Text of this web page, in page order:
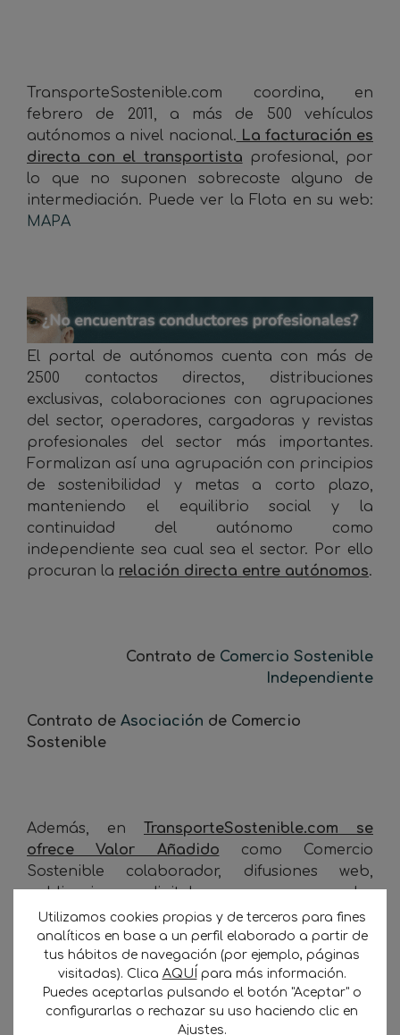
TransporteSostenible.com coordina, en
febrero de 2011, a más de 500 vehículos
autónomos a nivel nacional. La facturación es
directa con el transportista profesional, por
lo que no suponen sobrecoste alguno de
intermediación. Puede ver la Flota en su web:
MAPA
El portal de autónomos cuenta con más de
2500 contactos directos, distribuciones
exclusivas, colaboraciones con agrupaciones
del sector, operadores, cargadoras y revistas
profesionales del sector más importantes.
Formalizan así una agrupación con principios
de sostenibilidad y metas a corto plazo,
manteniendo el equilibrio social y la
continuidad del autónomo como
independiente sea cual sea el sector. Por ello
procuran la relación directa entre autónomos.
Contrato de Comercio Sostenible
Independiente
Contrato de Asociación de Comercio
Sostenible
Además, en TransporteSostenible.com se
ofrece Valor Añadido como Comercio
Sostenible colaborador, difusiones web,
publicaciones digitales, apoyo en redes
sociales (Facebook, Twitter), campaña de
radio Plan ProPYME Cadena DIAL marzo’11-
febrero’12, etc
Utilizamos cookies propias y de terceros para fines
analíticos en base a un perfil elaborado a partir de
tus hábitos de navegación (por ejemplo, páginas
visitadas). Clica AQUÍ para más información.
Puedes aceptarlas pulsando el botón "Aceptar" o
configurarlas o rechazar su uso haciendo clic en
Ajustes.